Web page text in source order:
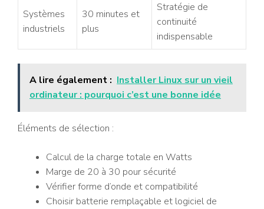
Systèmes
industriels
30 minutes et
plus
Stratégie de
continuité
indispensable
A lire également : Installer Linux sur un vieil
ordinateur : pourquoi c’est une bonne idée
Éléments de sélection :
Calcul de la charge totale en Watts
Marge de 20 à 30 pour sécurité
Vérifier forme d’onde et compatibilité
Choisir batterie remplaçable et logiciel de